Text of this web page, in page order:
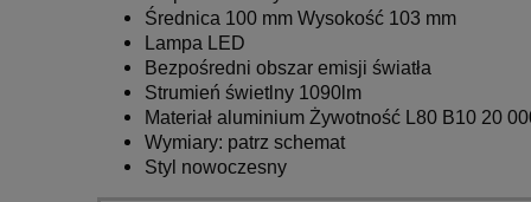
Średnica 100 mm Wysokość 103 mm
Lampa LED
Bezpośredni obszar emisji światła
Strumień świetlny 1090lm
Materiał aluminium Żywotność L80 B10 20
Wymiary: patrz schemat
Styl nowoczesny